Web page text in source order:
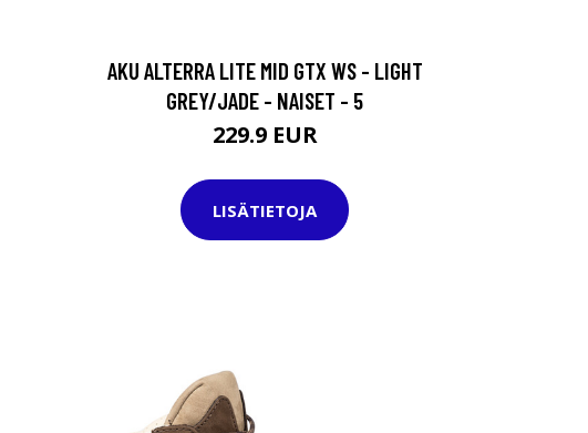
AKU ALTERRA LITE MID GTX WS - LIGHT
GREY/JADE - NAISET - 5
229.9 EUR
LISÄTIETOJA